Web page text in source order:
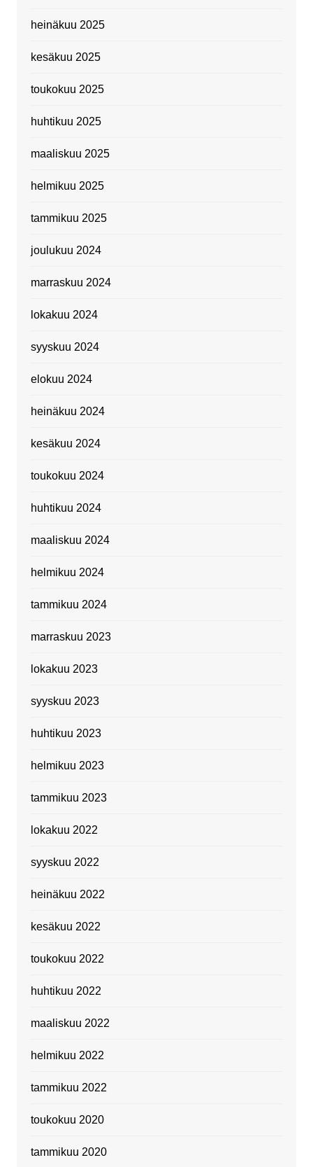
heinäkuu 2025
kesäkuu 2025
toukokuu 2025
huhtikuu 2025
maaliskuu 2025
helmikuu 2025
tammikuu 2025
joulukuu 2024
marraskuu 2024
lokakuu 2024
syyskuu 2024
elokuu 2024
heinäkuu 2024
kesäkuu 2024
toukokuu 2024
huhtikuu 2024
maaliskuu 2024
helmikuu 2024
tammikuu 2024
marraskuu 2023
lokakuu 2023
syyskuu 2023
huhtikuu 2023
helmikuu 2023
tammikuu 2023
lokakuu 2022
syyskuu 2022
heinäkuu 2022
kesäkuu 2022
toukokuu 2022
huhtikuu 2022
maaliskuu 2022
helmikuu 2022
tammikuu 2022
toukokuu 2020
tammikuu 2020